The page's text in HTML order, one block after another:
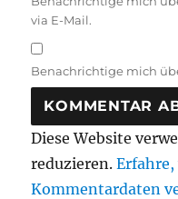
via E-Mail.
Benachrichtige mich
Diese Website
reduzieren.Erfahre,
Kommentardaten